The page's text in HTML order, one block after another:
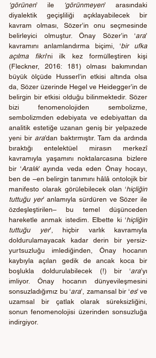
‘görünen’ ile ‘görünmeyen’ arasındaki
diyalektik geçişliliği açıklayabilecek bir
kavram olması, Sözer’in onu seçmesinde
belirleyici olmuştur. Önay Sözer’in ‘ara’
kavramını anlamlandırma biçimi, ‘bir ufka
açılma fikri’ni ilk kez formülleştiren kişi
(Fleckner, 2016: 181) olması bakımından
büyük ölçüde Husserl’in etkisi altında olsa
da, Sözer üzerinde Hegel ve Heidegger’in de
belirgin bir etkisi olduğu bilinmektedir. Sözer
bizi fenomenolojiden sembolizme,
sembolizmden edebiyata ve edebiyattan da
analitik estetiğe uzanan geniş bir yelpazede
yeni bir ara’dan baktırmıştır. Tam da ardında
bıraktığı entelektüel mirasın merkezî
kavramıyla yaşamını noktalarcasına bizlere
bir ‘Aralık’ ayında veda eden Önay hocayı,
ben de –en belirgin tanımını hâlâ ontolojik bir
manifesto olarak görülebilecek olan ‘hiçliğin
tuttuğu yer’ anlamıyla sürdüren ve Sözer ile
özdeşleştirilen– bu temel düşünceden
hareketle anmak istedim. Elbette ki ‘hiçliğin
tuttuğu yer’, hiçbir varlık kavramıyla
doldurulamayacak kadar derin bir yersiz-
yurtsuzluğu imlediğinden, Önay hocanın
kaybıyla açılan gedik de ancak koca bir
boşlukla doldurulabilecek (!) bir ‘ara’yı
imliyor. Önay hocanın dünyevileşmesini
sonsuzladığımız bu ‘ara’, zamansal bir ‘es’ ve
uzamsal bir çatlak olarak süreksizliğini,
sonun fenomenolojisi üzerinden sonsuzluğa
indirgiyor.